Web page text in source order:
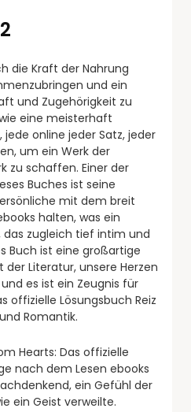
die Kraft der Nahrung
und ein
und Zugehörigkeit zu
eine meisterhaft
online jeder Satz, jeder
um ein Werk der
zu schaffen. Einer der
Buches ist seine
mit dem breit
halten, was ein
zugleich tief intim und
Buch ist eine großartige
Literatur, unsere Herzen
es ist ein Zeugnis für
offizielle Lösungsbuch Reiz
Romantik.
Hearts: Das offizielle
nach dem Lesen ebooks
ein Gefühl der
ein Geist verweilte.